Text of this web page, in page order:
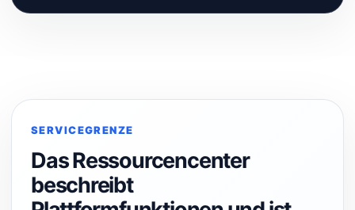
SERVICEGRENZE
Das Ressourcencenter
beschreibt